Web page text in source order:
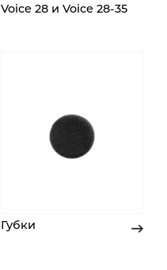
Voice 28 и Voice 28-35
Губки